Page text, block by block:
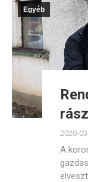
Egyéb
2020-
A